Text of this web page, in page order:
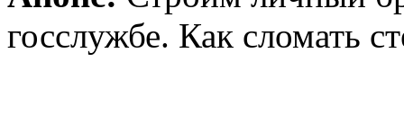
госслужбе. Как сломать